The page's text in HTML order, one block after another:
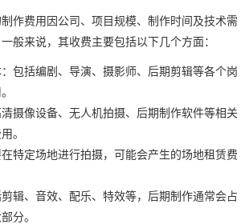
作费用因公司、项目规模、制作时间及技术需
般来说，其收费主要包括以下几个方面：
包括编剧、导演、摄影师、后期剪辑等各个岗
摄像设备、无人机拍摄、后期制作软件等相关
。
特定场地进行拍摄，可能会产生的场地租赁费
辑、音效、配乐、特效等，后期制作通常会占
分。